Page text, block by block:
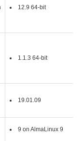
12.9 64-bit
1.1.3 64-bit
19.01.09
9 on AlmaLinux 9